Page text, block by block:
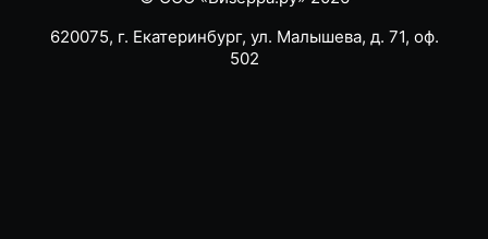
620075, г. Екатеринбург, ул. Малышева, д. 71, оф.
502